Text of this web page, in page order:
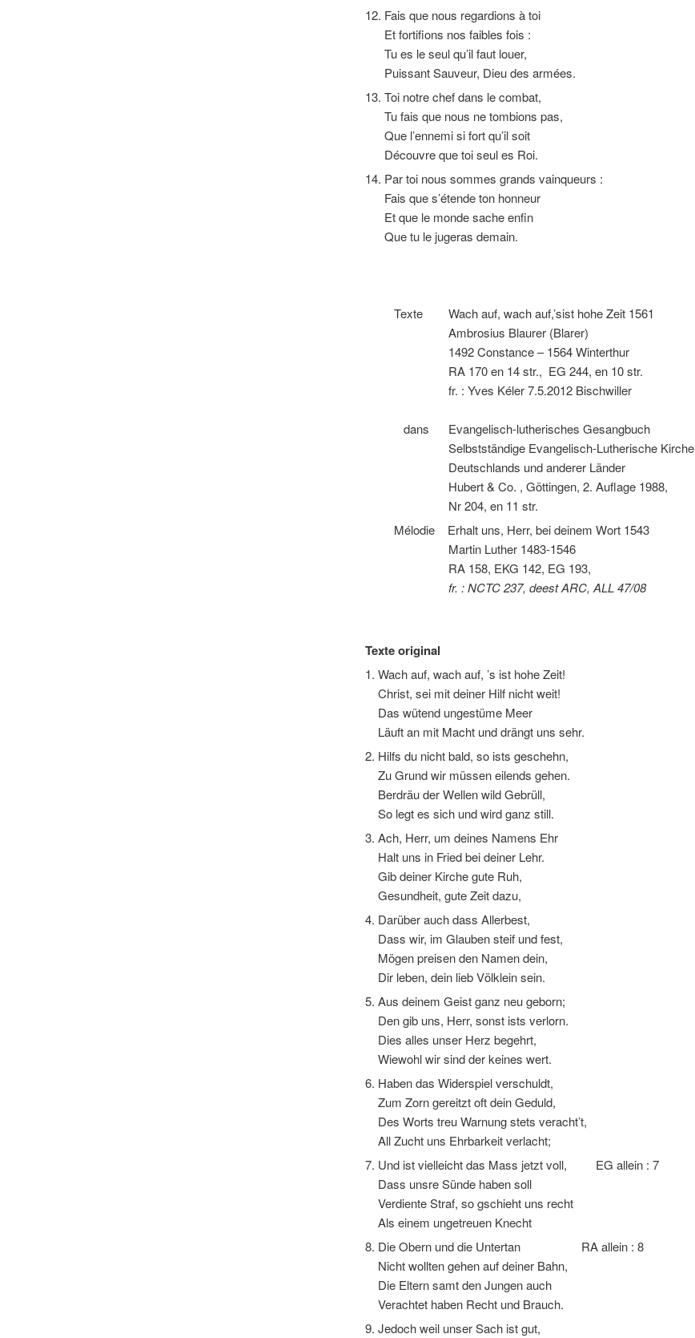
12. Fais que nous regardions à toi
Et fortifions nos faibles fois :
Tu es le seul qu’il faut louer,
Puissant Sauveur, Dieu des armées.
13. Toi notre chef dans le combat,
Tu fais que nous ne tombions pas,
Que l’ennemi si fort qu’il soit
Découvre que toi seul es Roi.
14. Par toi nous sommes grands vainqueurs :
Fais que s’étende ton honneur
Et que le monde sache enfin
Que tu le jugeras demain.
Texte Wach auf, wach auf,’sist hohe Zeit 1561
Ambrosius Blaurer (Blarer)
1492 Constance – 1564 Winterthur
RA 170 en 14 str., EG 244, en 10 str.
fr. : Yves Kéler 7.5.2012 Bischwiller
dans Evangelisch-lutherisches Gesangbuch
Selbstständige Evangelisch-Lutherische Kirche
Deutschlands und anderer Länder
Hubert & Co. , Göttingen, 2. Auflage 1988,
Nr 204, en 11 str.
Mélodie Erhalt uns, Herr, bei deinem Wort 1543
Martin Luther 1483-1546
RA 158, EKG 142, EG 193,
fr. : NCTC 237, deest ARC, ALL 47/08
Texte original
1. Wach auf, wach auf, ’s ist hohe Zeit!
Christ, sei mit deiner Hilf nicht weit!
Das wütend ungestüme Meer
Läuft an mit Macht und drängt uns sehr.
2. Hilfs du nicht bald, so ists geschehn,
Zu Grund wir müssen eilends gehen.
Berdräu der Wellen wild Gebrüll,
So legt es sich und wird ganz still.
3. Ach, Herr, um deines Namens Ehr
Halt uns in Fried bei deiner Lehr.
Gib deiner Kirche gute Ruh,
Gesundheit, gute Zeit dazu,
4. Darüber auch dass Allerbest,
Dass wir, im Glauben steif und fest,
Mögen preisen den Namen dein,
Dir leben, dein lieb Völklein sein.
5. Aus deinem Geist ganz neu geborn;
Den gib uns, Herr, sonst ists verlorn.
Dies alles unser Herz begehrt,
Wiewohl wir sind der keines wert.
6. Haben das Widerspiel verschuldt,
Zum Zorn gereitzt oft dein Geduld,
Des Worts treu Warnung stets veracht’t,
All Zucht uns Ehrbarkeit verlacht;
7. Und ist vielleicht das Mass jetzt voll, EG allein : 7
Dass unsre Sünde haben soll
Verdiente Straf, so gschieht uns recht
Als einem ungetreuen Knecht
8. Die Obern und die Untertan RA allein : 8
Nicht wollten gehen auf deiner Bahn,
Die Eltern samt den Jungen auch
Verachtet haben Recht und Brauch.
9. Jedoch weil unser Sach ist gut,